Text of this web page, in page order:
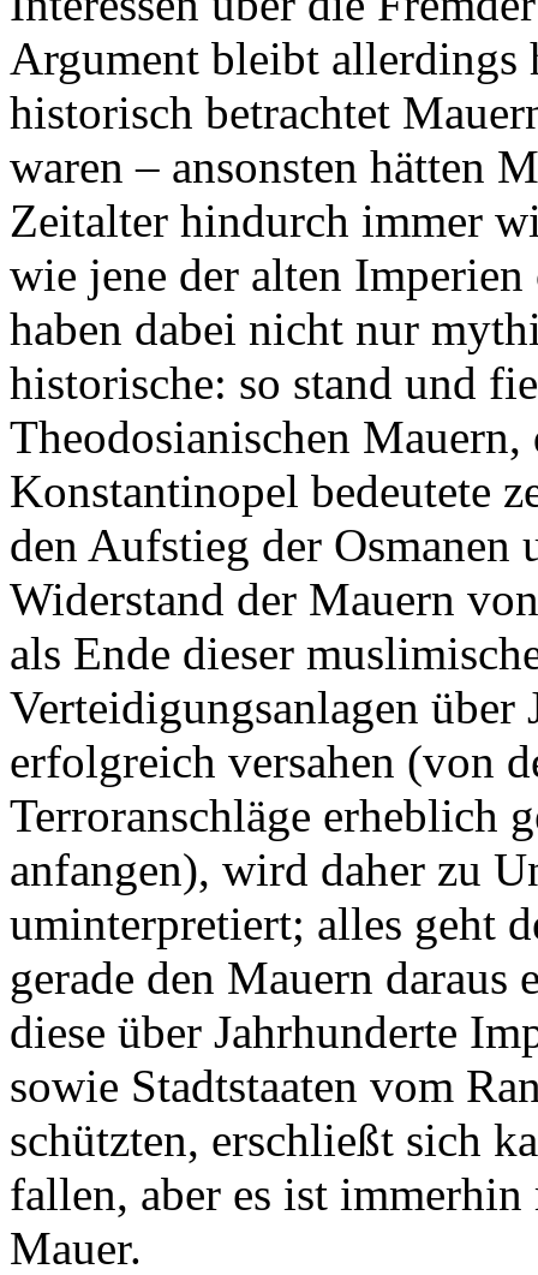
Argument bleibt allerdings
historisch betrachtet
waren – ansonsten hätten
Zeitalter hindurch immer
wie jene der alten
haben dabei nicht nur
historische: so stand und
Theodosianischen
Konstantinopel bedeutete
den Aufstieg der Osmanen
Widerstand der Mauern
als Ende dieser
Verteidigungsanlagen über
erfolgreich versahen (von
Terroranschläge erheblich
anfangen), wird daher zu
uminterpretiert; alles geht
gerade den Mauern
diese über Jahrhunderte
sowie Stadtstaaten vom
schützten, erschließt sich
fallen, aber es ist
Mauer.